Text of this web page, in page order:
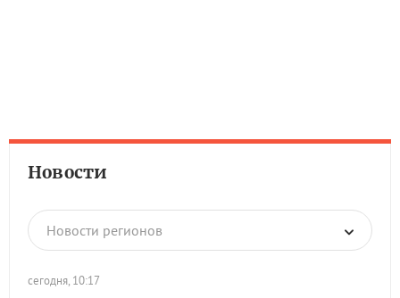
Новости
Новости регионов
сегодня, 10:17